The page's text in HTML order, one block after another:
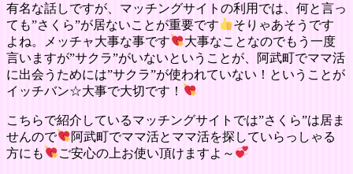
有名な話しですが、マッチングサイトの利用では、何と言っ
ても”さくら”が居ないことが重要です
そりゃあそうです
よね。メッチャ大事な事です
大事なことなのでもう一度
言いますが”サクラ”がいないということが、阿武町でママ活
に出会うためには”サクラ”が使われていない！ということが
イッチバン☆大事で大切です！
こちらで紹介しているマッチングサイトでは”さくら”は居ま
せんので
阿武町でママ活とママ活を探していらっしゃる
方にも
ご安心の上お使い頂けますよ～